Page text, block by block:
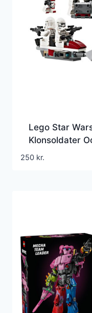
Lego Star
Klonsoldater
250 kr.